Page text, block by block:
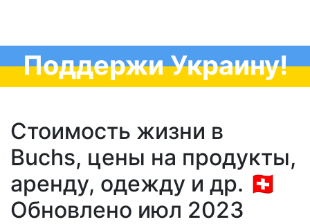
Поддержи Украину!
Стоимость жизни в
Buchs, цены на продукты,
аренду, одежду и др. 🇨🇭
Обновлено июл 2023